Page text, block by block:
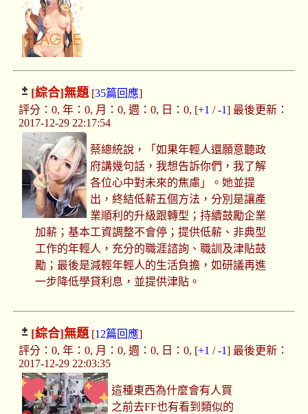
[綜合]無題[35篇回應]
評分：0, 年：0, 月：0, 週：0, 日：0, [+1 /-1] 最後更新：
2017-12-29 22:17:54
蔡總統說，「如果年輕人還願意聽政
府講幾句話，我想告訴你們，我了解
各位心中對未來的焦慮」。她並提
出，終結低薪五個方法，分別是讓產
業順利的升級跟轉型；持續鼓勵企業
加薪；基本工資調整不會停；提供低薪、非典型
工作的年輕人，充分的職涯諮詢、職訓及津貼鼓
勵；最後是減輕年輕人的生活負擔，如研議再進
一步降低學貸利息，並提供津貼。
[綜合]無題[12篇回應]
評分：0, 年：0, 月：0, 週：0, 日：0, [+1 /-1] 最後更新：
2017-12-29 22:03:35
這種東西為什麼會有人買
之前去FF也有看到類似的